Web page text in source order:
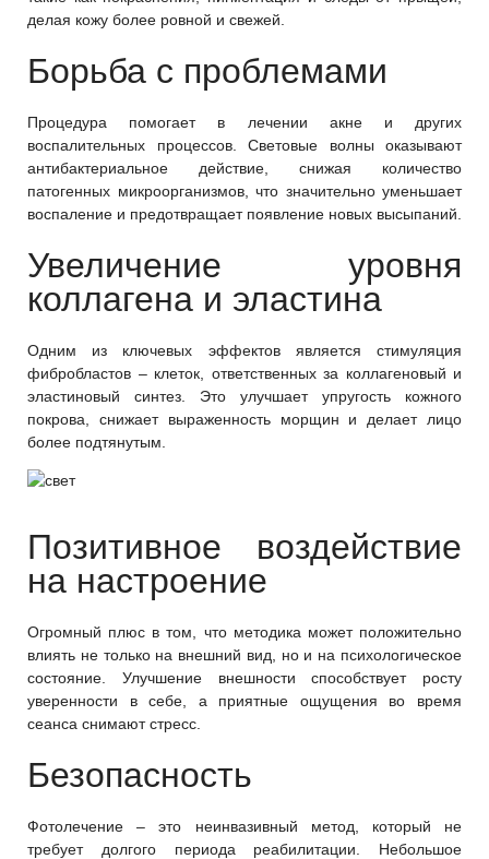
делая кожу более ровной и свежей.
Борьба с проблемами
Процедура помогает в лечении акне и других
воспалительных процессов. Световые волны оказывают
антибактериальное действие, снижая количество
патогенных микроорганизмов, что значительно уменьшает
воспаление и предотвращает появление новых высыпаний.
Увеличение уровня
коллагена и эластина
Одним из ключевых эффектов является стимуляция
фибробластов – клеток, ответственных за коллагеновый и
эластиновый синтез. Это улучшает упругость кожного
покрова, снижает выраженность морщин и делает лицо
более подтянутым.
Позитивное воздействие
на настроение
Огромный плюс в том, что методика может положительно
влиять не только на внешний вид, но и на психологическое
состояние. Улучшение внешности способствует росту
уверенности в себе, а приятные ощущения во время
сеанса снимают стресс.
Безопасность
Фотолечение – это неинвазивный метод, который не
требует долгого периода реабилитации. Небольшое